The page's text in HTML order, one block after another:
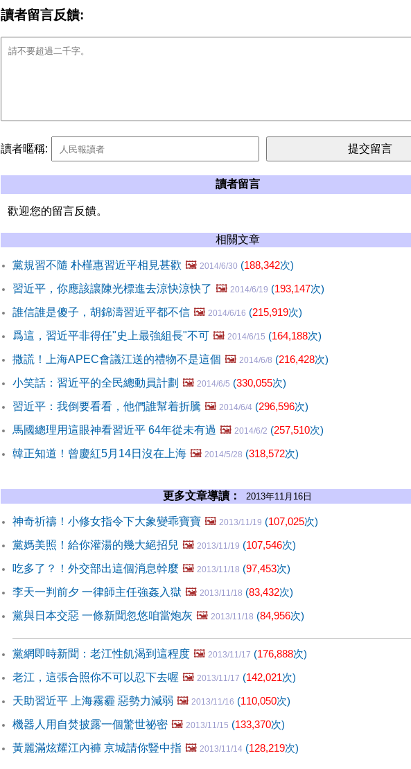
讀者留言反饋:
讀者暱稱:
讀者留言
歡迎您的留言反饋。
相關文章
黨規習不隨 朴槿惠習近平相見甚歡 🖼️ 2014/6/30 (188,342次)
習近平，你應該讓陳光標進去涼快涼快了 🖼️ 2014/6/19 (193,147次)
誰信誰是傻子，胡錦濤習近平都不信 🖼️ 2014/6/16 (215,919次)
爲這，習近平非得任"史上最強組長"不可 🖼️ 2014/6/15 (164,188次)
撒謊！上海APEC會議江送的禮物不是這個 🖼️ 2014/6/8 (216,428次)
小笑話：習近平的全民總動員計劃 🖼️ 2014/6/5 (330,055次)
習近平：我倒要看看，他們誰幫着折騰 🖼️ 2014/6/4 (296,596次)
馬國總理用這眼神看習近平 64年從未有過 🖼️ 2014/6/2 (257,510次)
韓正知道！曾慶紅5月14日沒在上海 🖼️ 2014/5/28 (318,572次)
更多文章導讀： 2013年11月16日
神奇祈禱！小修女指令下大象變乖寶寶 🖼️ 2013/11/19 (107,025次)
黨媽美照！給你灌湯的幾大絕招兒 🖼️ 2013/11/19 (107,546次)
吃多了？！外交部出這個消息幹麼 🖼️ 2013/11/18 (97,453次)
李天一判前夕 一律師主任強姦入獄 🖼️ 2013/11/18 (83,432次)
黨與日本交惡 一條新聞忽悠咱當炮灰 🖼️ 2013/11/18 (84,956次)
黨網即時新聞：老江性飢渴到這程度 🖼️ 2013/11/17 (176,888次)
老江，這張合照你不可以忍下去喔 🖼️ 2013/11/17 (142,021次)
天助習近平 上海霧霾 惡勢力減弱 🖼️ 2013/11/16 (110,050次)
機器人用自焚披露一個驚世祕密 🖼️ 2013/11/15 (133,370次)
黃麗滿炫耀江內褲 京城請你豎中指 🖼️ 2013/11/14 (128,219次)